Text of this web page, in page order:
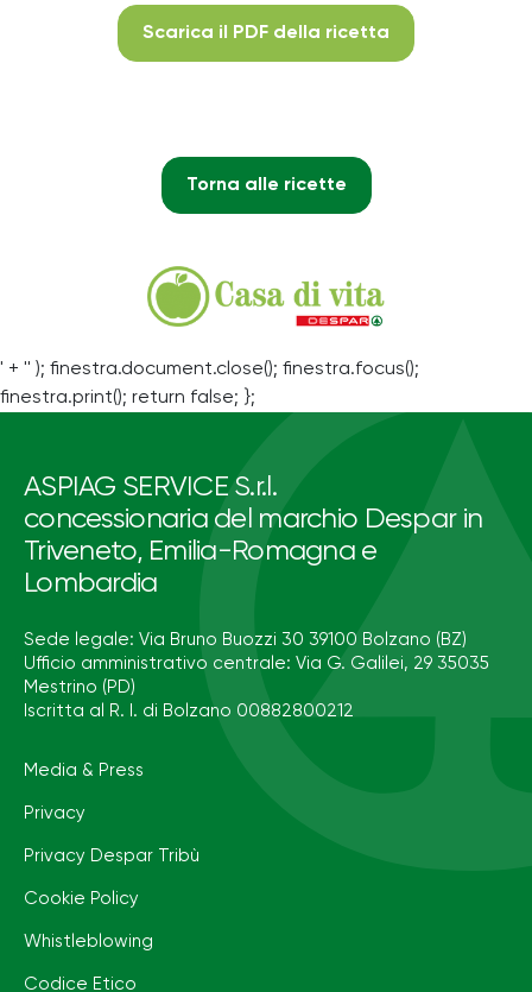
Scarica il PDF della ricetta
Torna alle ricette
' + '' ); finestra.document.close(); finestra.focus();
finestra.print(); return false; };
ASPIAG SERVICE S.r.l.
concessionaria del marchio Despar in
Triveneto, Emilia-Romagna e
Lombardia
Sede legale: Via Bruno Buozzi 30 39100 Bolzano (BZ)
Ufficio amministrativo centrale: Via G. Galilei, 29 35035
Mestrino (PD)
Iscritta al R. I. di Bolzano 00882800212
Media & Press
Privacy
Privacy Despar Tribù
Cookie Policy
Whistleblowing
Codice Etico